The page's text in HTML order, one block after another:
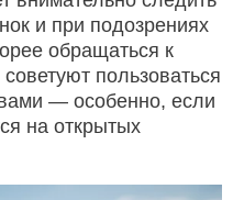
и при подозрениях
обращаться к
пользоваться
— особенно, если
на открытых